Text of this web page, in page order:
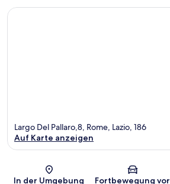
Karte
Largo Del Pallaro,8, Rome, Lazio, 186
Auf Karte anzeigen
In der Umgebung
Fortbewegung vor